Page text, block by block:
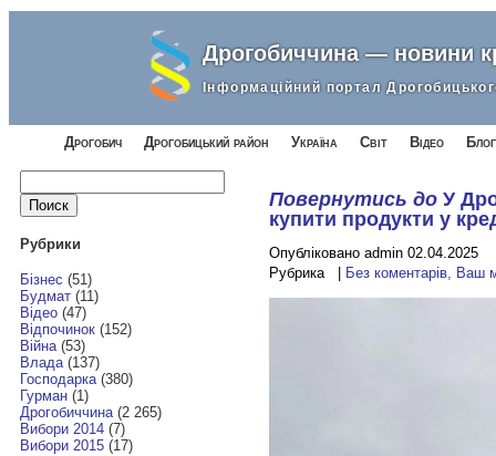
Дрогобиччина — новини
Інформаційний портал
Дрогобич Дрогобицький район Україна Світ Відео
Найти:
Рубрики
Бізнес (51)
Будмат(11)
Відео(47)
Відпочинок(152)
Війна(53)
Влада(137)
Господарка(380)
Гурман(1)
Дрогобиччина(2 265)
Вибори 2014(7)
Вибори 2015(17)
Повернутись до У
купити продукти у
Опубліковано admin 02.04.2025
Рубрика | Без коментарів, Ваш